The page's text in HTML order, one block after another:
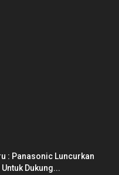
: Panasonic Luncurkan
Dukung...